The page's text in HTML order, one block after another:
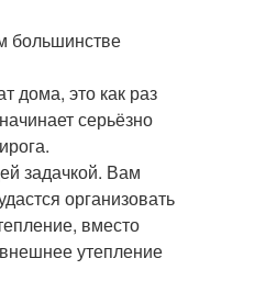
большинстве
дома, это как раз
серьёзно
задачкой. Вам
организовать
вместо
утепление